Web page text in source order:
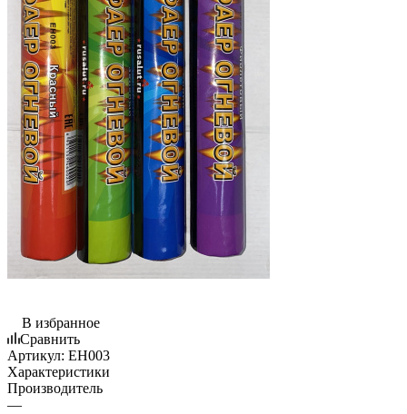
В избранное
Сравнить
Артикул: EH003
Характеристики
Производитель
—